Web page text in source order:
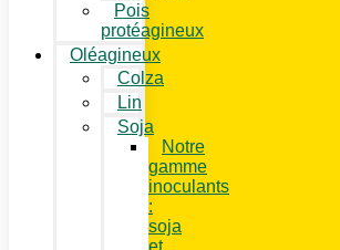
Pois
protéagineux
Oléagineux
Colza
Lin
Soja
Notre
gamme
inoculants
:
soja
et